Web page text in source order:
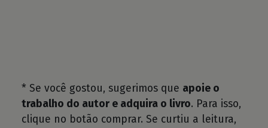
* Se você gostou, sugerimos que apoie o
trabalho do autor e adquira o livro. Para isso,
clique no botão comprar. Se curtiu a leitura,